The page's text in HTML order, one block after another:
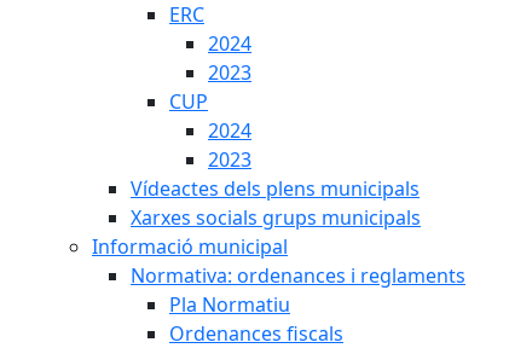
ERC
2024
2023
CUP
2024
2023
Vídeactes dels plens municipals
Xarxes socials grups municipals
Informació municipal
Normativa: ordenances i reglaments
Pla Normatiu
Ordenances fiscals